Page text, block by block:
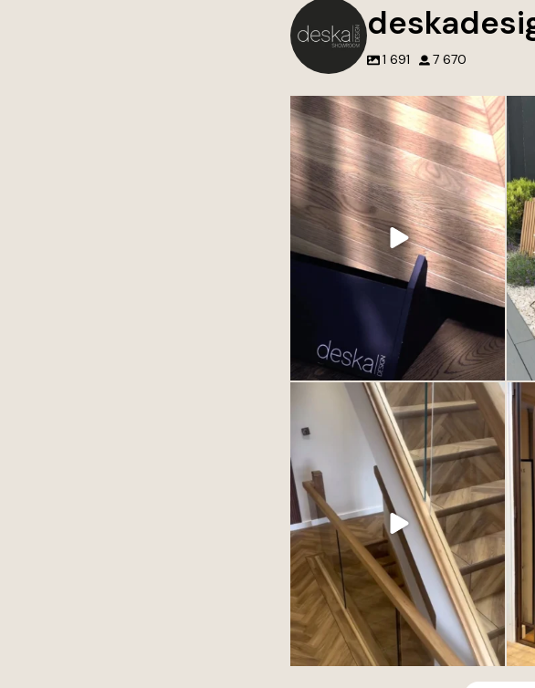
1 691 7 670
Nie tworzymy tylko wnętrz. Tworzymy
przestrzenie, do których chce się
wracać.
Każdy projekt to połączenie jakości,
estetyki i dbałości o najmniejsze detale.
Wierzymy, że to właśnie one robią
największą różnicę.
Jeśli szukasz inspiracji lub rozwiązań
premium do swojego domu lub...
3 0
Podłoga winylowa może wyglądać
szlachetnie. Zależy to od jakości samego
produktu ale przede wszystkim od
ułożonego wzoru.
77 6
z